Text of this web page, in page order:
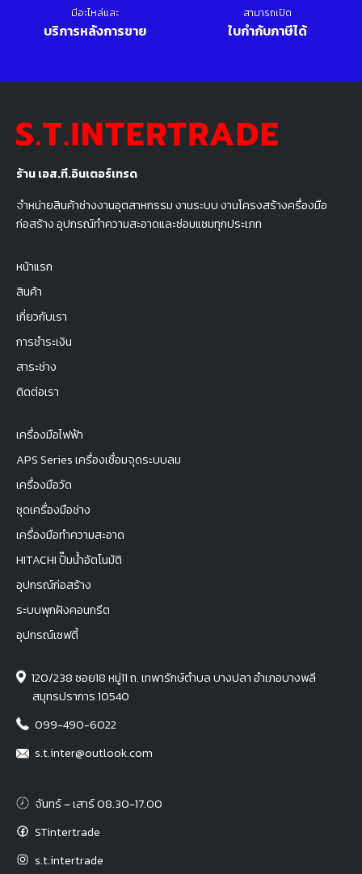
ร้าน เอส.ที.อินเตอร์เทรด
จำหน่ายสินค้าช่างงานอุตสาหกรรม งานระบบ งานโครงสร้างครื่องมือ
ก่อสร้าง อุปกรณ์ทำความสะอาดและซ่อมแซมทุกประเภท
หน้าแรก
สินค้า
เกี่ยวกับเรา
การชำระเงิน
สาระช่าง
ติดต่อเรา
เครื่องมือไฟฟ้า
APS Series เครื่องเชื่อมจุดระบบลม
เครื่องมือวัด
ชุดเครื่องมือช่าง
เครื่องมือทำความสะอาด
HITACHI ปั๊มน้ำอัตโนมัติ
อุปกรณ์ก่อสร้าง
ระบบพุกฝังคอนกรีต
อุปกรณ์เซฟตี้
120/238 ซอย18 หมู่11 ถ. เทพารักษ์ตำบล บางปลา อำเภอบางพลี
สมุทรปราการ 10540
099-490-6022
s.t.inter@outlook.com
จันทร์ – เสาร์ 08.30-17.00
STintertrade
s.t.intertrade
มีอะไหล่และ
บริการหลังการขาย
สามารถเปิด
ใบกำกับภาษีได้